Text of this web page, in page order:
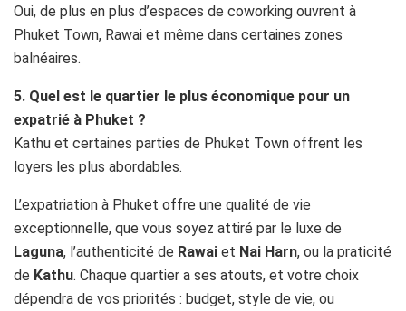
Oui, de plus en plus d’espaces de coworking ouvrent à
Phuket Town, Rawai et même dans certaines zones
balnéaires.
5. Quel est le quartier le plus économique pour un
expatrié à Phuket ?
Kathu et certaines parties de Phuket Town offrent les
loyers les plus abordables.
L’expatriation à Phuket offre une qualité de vie
exceptionnelle, que vous soyez attiré par le luxe de
Laguna, l’authenticité de Rawai et Nai Harn, ou la praticité
de Kathu. Chaque quartier a ses atouts, et votre choix
dépendra de vos priorités : budget, style de vie, ou